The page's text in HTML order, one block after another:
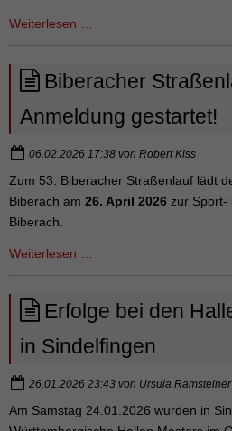
Weiterlesen …
näher
Lauftreff
2
pro
Woche
Biberacher
Anmeldung gestartet!
06.02.2026 17:38 von Robert Kiss
Zum 53. Biberacher Straßenlauf lädt
Biberach am 26. April 2026 zur Sport-
Biberach.
Weiterlesen …
Online-
Anmeldung
gestartet!
Erfolge bei den
in Sindelfingen
26.01.2026 23:43 von Ursula Ramsteiner
Am Samstag 24.01.2026 wurden in